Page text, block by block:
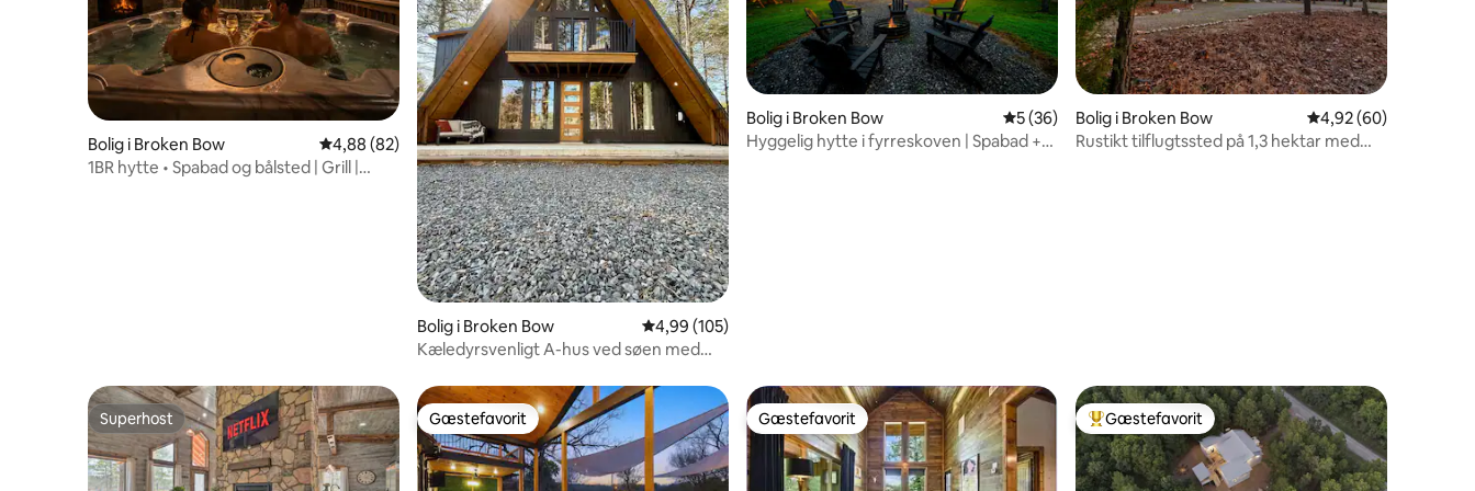
Bolig i Broken Bow 4,88 ud af 5 i gennemsnitlig bedømmelse, 82 omtaler
4,88 (82)
1BR hytte • Spabad og bålsted | Grill |
Bolig i Broken Bow 4,99 ud af 5 i gennemsnitlig bedømmelse, 105 omtaler
4,99 (105)
Kæledyrsvenligt A-hus ved søen med
Bolig i Broken Bow 5 ud af 5 i gennemsnitlig bedømmelse, 36 omtaler
5 (36)
Hyggelig hytte i fyrreskoven | Spabad +
Bolig i Broken Bow 4,92 ud af 5 i
4,92 (60)
Rustikt tilflugtssted på 1,3 hektar med
Superhost
Superhost Gæstefavorit
Gæstefavorit Gæstefavorit
Gæstefavorit Bedste gæstefavorit
Gæstefavorit